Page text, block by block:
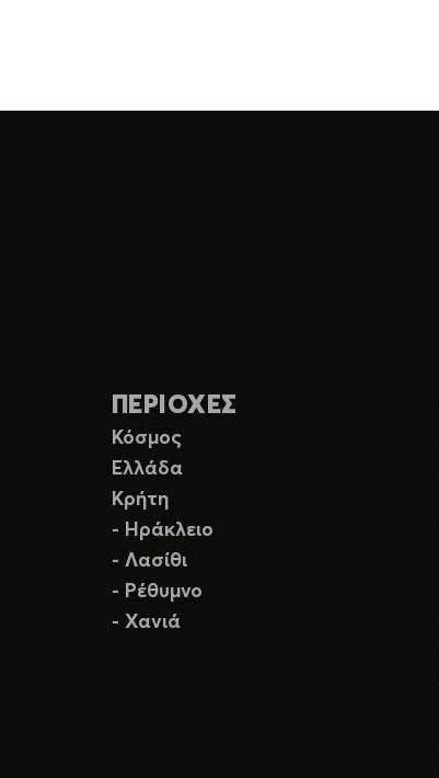
ΠΕΡΙΟΧΕΣ
Κόσμος
Ελλάδα
Κρήτη
- Ηράκλειο
- Λασίθι
- Ρέθυμνο
- Χανιά